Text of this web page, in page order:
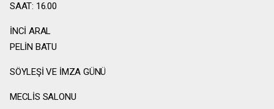
SAAT: 16.00
İNCİ ARAL
PELİN BATU
SÖYLEŞİ VE İMZA GÜNÜ
MECLİS SALONU